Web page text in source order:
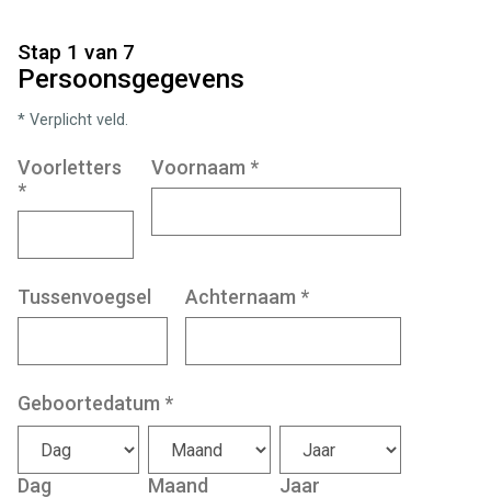
Stap 1 van 7
Persoonsgegevens
* Verplicht veld.
Voorletters
*
Voornaam *
Tussenvoegsel Achternaam *
Geboortedatum *
Dag Maand Jaar